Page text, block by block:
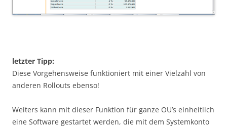
letzter Tipp:
Diese Vorgehensweise funktioniert mit einer Vielzahl von
anderen Rollouts ebenso!
Weiters kann mit dieser Funktion für ganze OU’s einheitlich
eine Software gestartet werden, die mit dem Systemkonto